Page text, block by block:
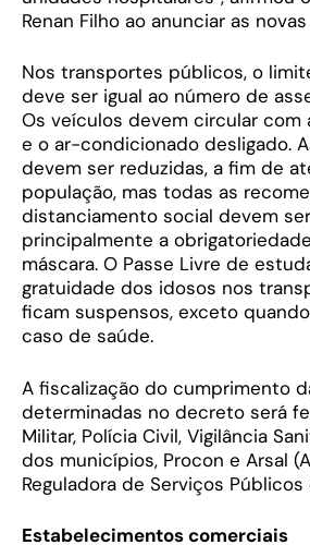
Renan Filho ao anunciar as
Nos transportes públicos, o
deve ser igual ao número de
Os veículos devem circular com
e o ar-condicionado desligado.
devem ser reduzidas, a fim de
população, mas todas as
distanciamento social devem
principalmente a
máscara. O Passe Livre de
gratuidade dos idosos nos
ficam suspensos, exceto
caso de saúde.
A fiscalização do cumprimento
determinadas no decreto será
Militar, Polícia Civil, Vigilância
dos municípios, Procon e Arsal
Reguladora de Serviços Públicos
Estabelecimentos comerciais